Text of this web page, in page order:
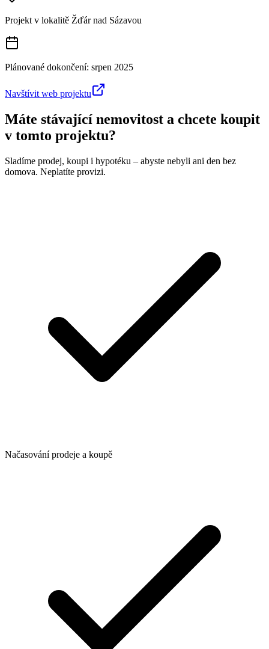
Projekt v lokalitě Žďár nad Sázavou
Plánované dokončení: srpen 2025
Navštívit web projektu
Máte stávající nemovitost a chcete koupit
v tomto projektu?
Sladíme prodej, koupi i hypotéku – abyste nebyli ani den bez
domova. Neplatíte provizi.
Načasování prodeje a koupě